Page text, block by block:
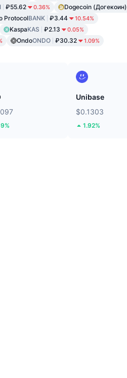
₽55.62 0.36% Dogecoin (Догекоин)
ProtocolBANK ₽3.44 10.54%
KaspaKAS ₽2.13 0.05%
OndoONDO ₽30.32 1.09%
Unibase
$0.1303
1.92%